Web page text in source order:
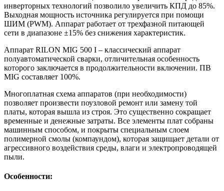
инверторных технологий позволило увеличить КПД до 85%.
Выходная мощность источника регулируется при помощи
ШИМ (PWM). Аппарат работает от трехфазной питающей
сети в диапазоне ±15% без снижения характеристик.
Аппарат RILON MIG 500 I – классический аппарат
полуавтоматической сварки, отличительная особенность
которого заключается в продолжительности включении. ПВ
MIG составляет 100%.
Многоплатная схема аппаратов (при необходимости)
позволяет произвести поузловой ремонт или замену той
платы, которая вышла из строя. Это существенно сокращает
временные и денежные затраты. Все элементы плат собраны
машинным способом, и покрыты специальным слоем
полимерной смолы (компа­ундом), которая защищает детали от
агрессивного воздействия среды, влаги и электропроводящей
пыли.
Особенности: